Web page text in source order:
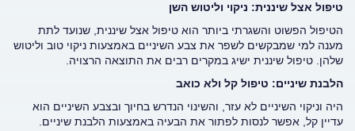
טיפול אצל שיננית: ניקוי וליטוש השן
הטיפול הפשוט והשגרתי ביותר הוא טיפול אצל שיננית, שנועד לתת
מענה למי שמבקשים לשפר את צבע השיניים באמצעות ניקוי טוב וליטוש
שלהן. טיפול שיננית ישיג במקרים רבים את התוצאה הרצויה.
הלבנת שיניים: טיפול קל ולא כואב
היה וניקוי השיניים לא עזר, והשינוי הנדרש בחיוך ובצבע השיניים הוא
עדיין קל, אפשר לנסות לפתור את הבעיה באמצעות הלבנת שיניים.